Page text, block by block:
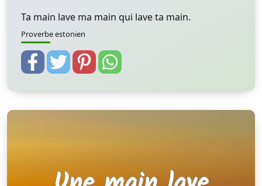
Ta main lave ma main qui lave ta main.
Proverbe estonien